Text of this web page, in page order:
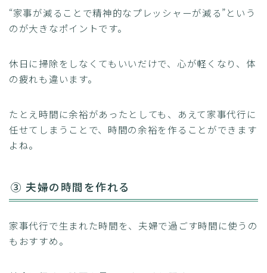
“家事が減ることで精神的なプレッシャーが減る”という
のが大きなポイントです。
休日に掃除をしなくてもいいだけで、心が軽くなり、体
の疲れも違います。
たとえ時間に余裕があったとしても、あえて家事代行に
任せてしまうことで、時間の余裕を作ることができます
よね。
③ 夫婦の時間を作れる
家事代行で生まれた時間を、夫婦で過ごす時間に使うの
もおすすめ。